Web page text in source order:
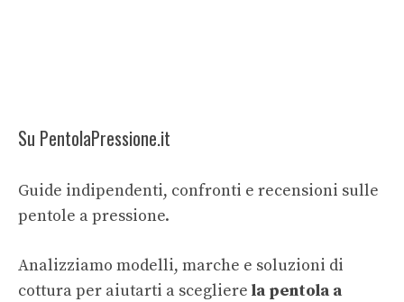
Su PentolaPressione.it
Guide indipendenti, confronti e recensioni sulle
pentole a pressione.
Analizziamo modelli, marche e soluzioni di
cottura per aiutarti a scegliere la pentola a